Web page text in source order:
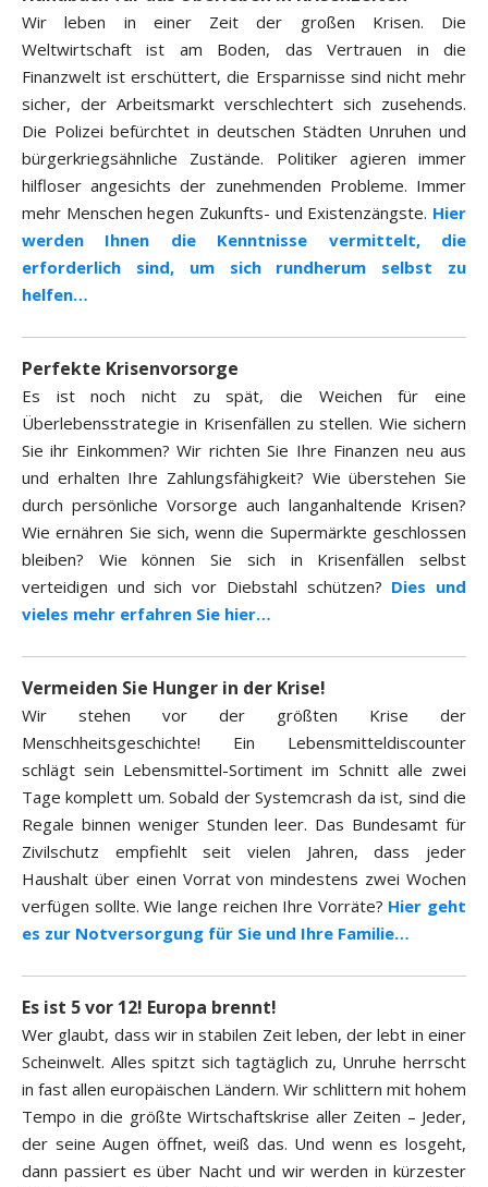
Wir leben in einer Zeit der großen Krisen. Die
Weltwirtschaft ist am Boden, das Vertrauen in die
Finanzwelt ist erschüttert, die Ersparnisse sind nicht mehr
sicher, der Arbeitsmarkt verschlechtert sich zusehends.
Die Polizei befürchtet in deutschen Städten Unruhen und
bürgerkriegsähnliche Zustände. Politiker agieren immer
hilfloser angesichts der zunehmenden Probleme. Immer
mehr Menschen hegen Zukunfts- und Existenzängste. Hier
werden Ihnen die Kenntnisse vermittelt, die
erforderlich sind, um sich rundherum selbst zu
helfen…
Perfekte Krisenvorsorge
Es ist noch nicht zu spät, die Weichen für eine
Überlebensstrategie in Krisenfällen zu stellen. Wie sichern
Sie ihr Einkommen? Wir richten Sie Ihre Finanzen neu aus
und erhalten Ihre Zahlungsfähigkeit? Wie überstehen Sie
durch persönliche Vorsorge auch langanhaltende Krisen?
Wie ernähren Sie sich, wenn die Supermärkte geschlossen
bleiben? Wie können Sie sich in Krisenfällen selbst
verteidigen und sich vor Diebstahl schützen? Dies und
vieles mehr erfahren Sie hier…
Vermeiden Sie Hunger in der Krise!
Wir stehen vor der größten Krise der
Menschheitsgeschichte! Ein Lebensmitteldiscounter
schlägt sein Lebensmittel-Sortiment im Schnitt alle zwei
Tage komplett um. Sobald der Systemcrash da ist, sind die
Regale binnen weniger Stunden leer. Das Bundesamt für
Zivilschutz empfiehlt seit vielen Jahren, dass jeder
Haushalt über einen Vorrat von mindestens zwei Wochen
verfügen sollte. Wie lange reichen Ihre Vorräte? Hier geht
es zur Notversorgung für Sie und Ihre Familie…
Es ist 5 vor 12! Europa brennt!
Wer glaubt, dass wir in stabilen Zeit leben, der lebt in einer
Scheinwelt. Alles spitzt sich tagtäglich zu, Unruhe herrscht
in fast allen europäischen Ländern. Wir schlittern mit hohem
Tempo in die größte Wirtschaftskrise aller Zeiten – Jeder,
der seine Augen öffnet, weiß das. Und wenn es losgeht,
dann passiert es über Nacht und wir werden in kürzester